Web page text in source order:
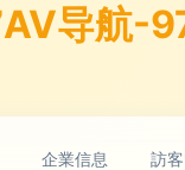
导航-
企業信息 訪